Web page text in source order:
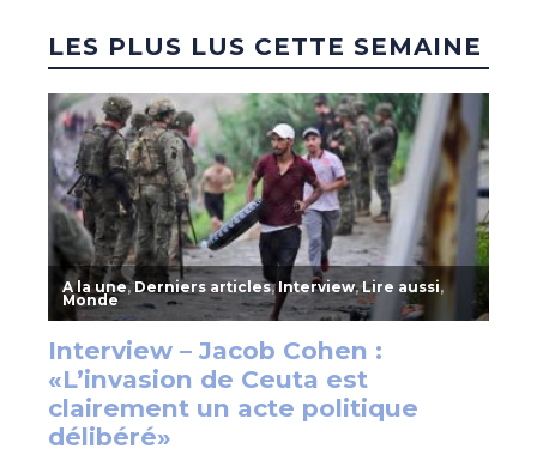
LES PLUS LUS CETTE SEMAINE